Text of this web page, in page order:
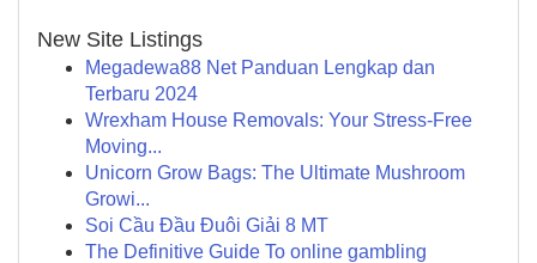
New Site Listings
Megadewa88 Net Panduan Lengkap dan
Terbaru 2024
Wrexham House Removals: Your Stress-Free
Moving...
Unicorn Grow Bags: The Ultimate Mushroom
Growi...
Soi Cầu Đầu Đuôi Giải 8 MT
The Definitive Guide To online gambling